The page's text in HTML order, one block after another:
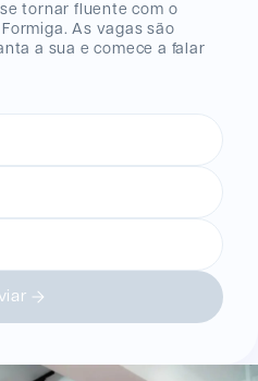
tornar fluente com o
. As vagas são
a sua e comece a falar